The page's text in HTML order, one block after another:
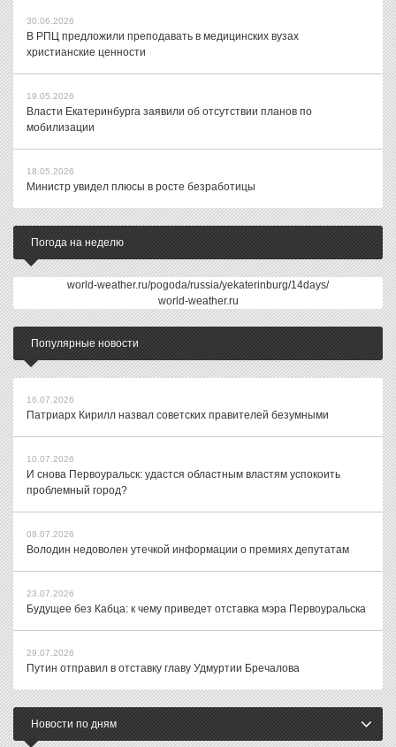
30.06.2026
В РПЦ предложили преподавать в медицинских вузах
христианские ценности
19.05.2026
Власти Екатеринбурга заявили об отсутствии планов по
мобилизации
18.05.2026
Министр увидел плюсы в росте безработицы
Погода на неделю
world-weather.ru/pogoda/russia/yekaterinburg/14days/
world-weather.ru
Популярные новости
16.07.2026
Патриарх Кирилл назвал советских правителей безумными
10.07.2026
И снова Первоуральск: удастся областным властям успокоить
проблемный город?
08.07.2026
Володин недоволен утечкой информации о премиях депутатам
23.07.2026
Будущее без Кабца: к чему приведет отставка мэра Первоуральска
29.07.2026
Путин отправил в отставку главу Удмуртии Бречалова
Новости по дням